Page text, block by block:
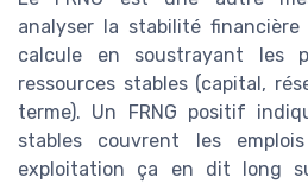
analyser la stabilité
calcule en soustrayant les
ressources stables (capital,
terme). Un FRNG positif
stables couvrent les
exploitation ça en dit long